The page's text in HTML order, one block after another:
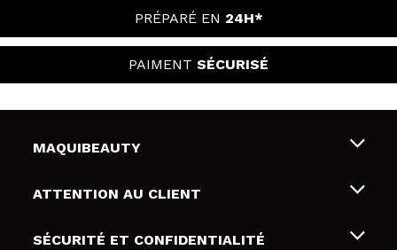
PRÉPARÉ EN 24H*
PAIMENT SÉCURISÉ
MAQUIBEAUTY
Qui sommes nous
Cartes-cadeaux
ATTENTION AU CLIENT
Livraison & retour
SÉCURITÉ ET CONFIDENTIALITÉ